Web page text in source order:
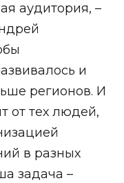
аудитория, –
и
регионов. И
от тех людей,
в разных
задача –